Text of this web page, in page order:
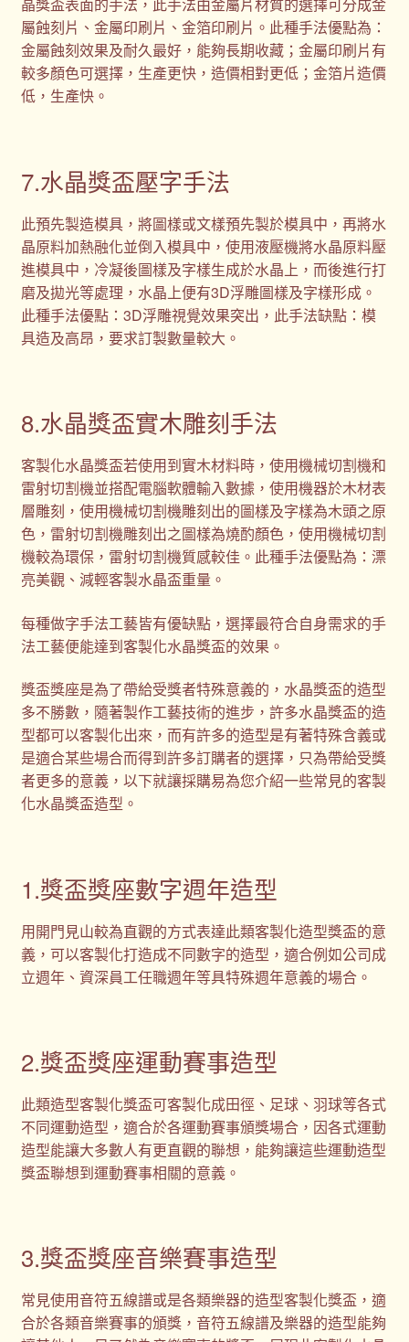
晶獎盃表面的手法，此手法由金屬片材質的選擇可分成金
屬蝕刻片、金屬印刷片、金箔印刷片。此種手法優點為：
金屬蝕刻效果及耐久最好，能夠長期收藏；金屬印刷片有
較多顏色可選擇，生產更快，造價相對更低；金箔片造價
低，生產快。
7.水晶獎盃壓字手法
此預先製造模具，將圖樣或文樣預先製於模具中，再將水
晶原料加熱融化並倒入模具中，使用液壓機將水晶原料壓
進模具中，冷凝後圖樣及字樣生成於水晶上，而後進行打
磨及拋光等處理，水晶上便有3D浮雕圖樣及字樣形成。
此種手法優點：3D浮雕視覺效果突出，此手法缺點：模
具造及高昂，要求訂製數量較大。
8.水晶獎盃實木雕刻手法
客製化水晶獎盃若使用到實木材料時，使用機械切割機和
雷射切割機並搭配電腦軟體輸入數據，使用機器於木材表
層雕刻，使用機械切割機雕刻出的圖樣及字樣為木頭之原
色，雷射切割機雕刻出之圖樣為燒酌顏色，使用機械切割
機較為環保，雷射切割機質感較佳。此種手法優點為：漂
亮美觀、減輕客製水晶盃重量。
每種做字手法工藝皆有優缺點，選擇最符合自身需求的手
法工藝便能達到客製化水晶獎盃的效果。
獎盃獎座是為了帶給受獎者特殊意義的，水晶獎盃的造型
多不勝數，隨著製作工藝技術的進步，許多水晶獎盃的造
型都可以客製化出來，而有許多的造型是有著特殊含義或
是適合某些場合而得到許多訂購者的選擇，只為帶給受獎
者更多的意義，以下就讓採購易為您介紹一些常見的客製
化水晶獎盃造型。
1.獎盃獎座數字週年造型
用開門見山較為直觀的方式表達此類客製化造型獎盃的意
義，可以客製化打造成不同數字的造型，適合例如公司成
立週年、資深員工任職週年等具特殊週年意義的場合。
2.獎盃獎座運動賽事造型
此類造型客製化獎盃可客製化成田徑、足球、羽球等各式
不同運動造型，適合於各運動賽事頒獎場合，因各式運動
造型能讓大多數人有更直觀的聯想，能夠讓這些運動造型
獎盃聯想到運動賽事相關的意義。
3.獎盃獎座音樂賽事造型
常見使用音符五線譜或是各類樂器的造型客製化獎盃，適
合於各類音樂賽事的頒獎，音符五線譜及樂器的造型能夠